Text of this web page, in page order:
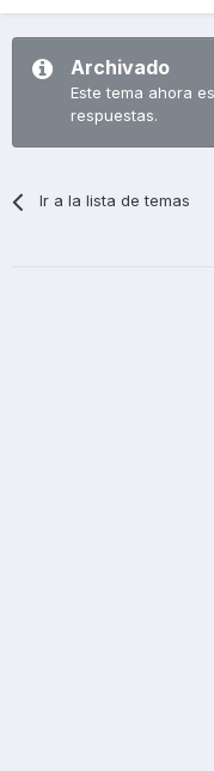
Archivado
Este tema ahora
respuestas.
Ir a la lista de temas